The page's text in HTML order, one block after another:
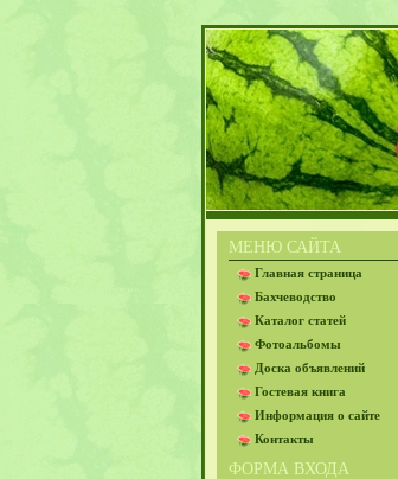
МЕНЮ САЙТА
Главная страница
Бахчеводство
Каталог статей
Фотоальбомы
Доска объявлений
Гостевая книга
Информация о сайте
Контакты
ФОРМА ВХОДА